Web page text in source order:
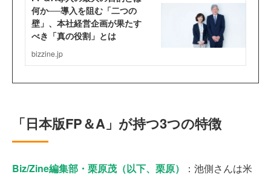
「日本版FP＆A」が持つ3つの特徴
Biz/Zine編集部・栗原茂（以下、栗原）
：池側さんは米